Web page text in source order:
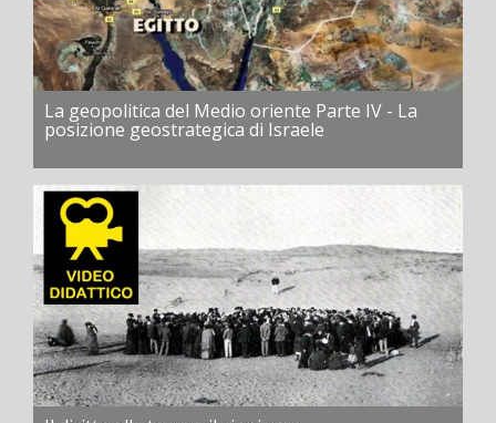
La geopolitica del Medio oriente Parte IV - La
posizione geostrategica di Israele